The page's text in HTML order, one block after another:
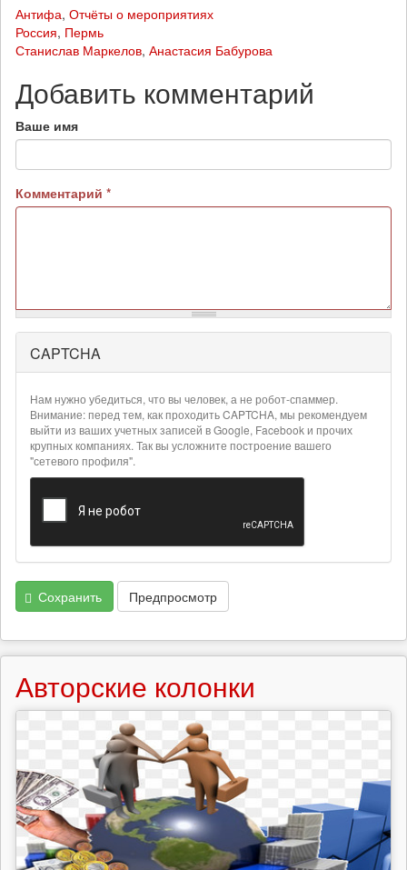
Антифа, Отчёты о мероприятиях
Россия, Пермь
Станислав Маркелов, Анастасия Бабурова
Добавить комментарий
Ваше имя
Комментарий *
Более
подробная
информация
текстовых
форматах
CAPTCHA
Нам нужно убедиться, что вы человек, а не робот-спаммер.
Внимание: перед тем, как проходить CAPTCHA, мы рекомендуем
выйти из ваших учетных записей в Google, Facebook и прочих
крупных компаниях. Так вы усложните построение вашего
"сетевого профиля".
Сохранить Предпросмотр
Авторские колонки